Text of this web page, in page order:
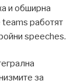
и обширна
работят
speeches.
за